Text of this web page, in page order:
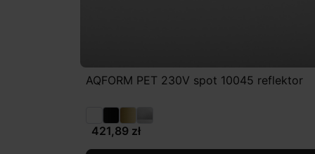
AQFORM PET 230V spot 10045 reflektor
421,89 zł